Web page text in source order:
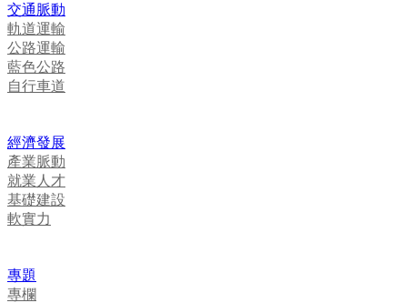
交通脈動
軌道運輸
公路運輸
藍色公路
自行車道
經濟發展
產業脈動
就業人才
基礎建設
軟實力
專題
專欄